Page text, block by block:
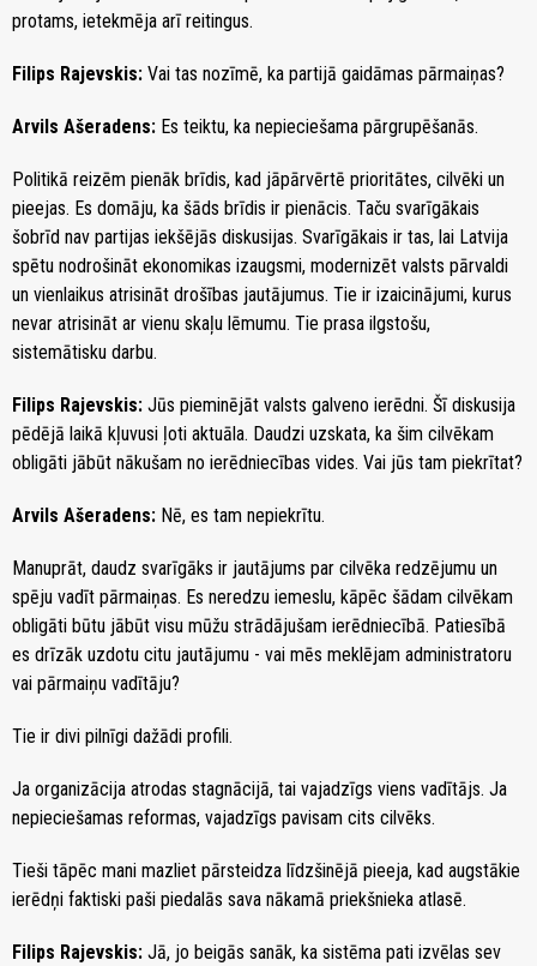
protams, ietekmēja arī reitingus.
Filips Rajevskis: Vai tas nozīmē, ka partijā gaidāmas pārmaiņas?
Arvils Ašeradens: Es teiktu, ka nepieciešama pārgrupēšanās.
Politikā reizēm pienāk brīdis, kad jāpārvērtē prioritātes, cilvēki un
pieejas. Es domāju, ka šāds brīdis ir pienācis. Taču svarīgākais
šobrīd nav partijas iekšējās diskusijas. Svarīgākais ir tas, lai Latvija
spētu nodrošināt ekonomikas izaugsmi, modernizēt valsts pārvaldi
un vienlaikus atrisināt drošības jautājumus. Tie ir izaicinājumi, kurus
nevar atrisināt ar vienu skaļu lēmumu. Tie prasa ilgstošu,
sistemātisku darbu.
Filips Rajevskis: Jūs pieminējāt valsts galveno ierēdni. Šī diskusija
pēdējā laikā kļuvusi ļoti aktuāla. Daudzi uzskata, ka šim cilvēkam
obligāti jābūt nākušam no ierēdniecības vides. Vai jūs tam piekrītat?
Arvils Ašeradens: Nē, es tam nepiekrītu.
Manuprāt, daudz svarīgāks ir jautājums par cilvēka redzējumu un
spēju vadīt pārmaiņas. Es neredzu iemeslu, kāpēc šādam cilvēkam
obligāti būtu jābūt visu mūžu strādājušam ierēdniecībā. Patiesībā
es drīzāk uzdotu citu jautājumu - vai mēs meklējam administratoru
vai pārmaiņu vadītāju?
Tie ir divi pilnīgi dažādi profili.
Ja organizācija atrodas stagnācijā, tai vajadzīgs viens vadītājs. Ja
nepieciešamas reformas, vajadzīgs pavisam cits cilvēks.
Tieši tāpēc mani mazliet pārsteidza līdzšinējā pieeja, kad augstākie
ierēdņi faktiski paši piedalās sava nākamā priekšnieka atlasē.
Filips Rajevskis: Jā, jo beigās sanāk, ka sistēma pati izvēlas sev